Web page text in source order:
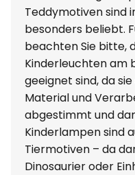
Teddymotiven sind
besonders beliebt.
beachten Sie bitte,
Kinderleuchten am
geeignet sind, da
Material und
abgestimmt und
Kinderlampen sind
Tiermotiven – da
Dinosaurier oder